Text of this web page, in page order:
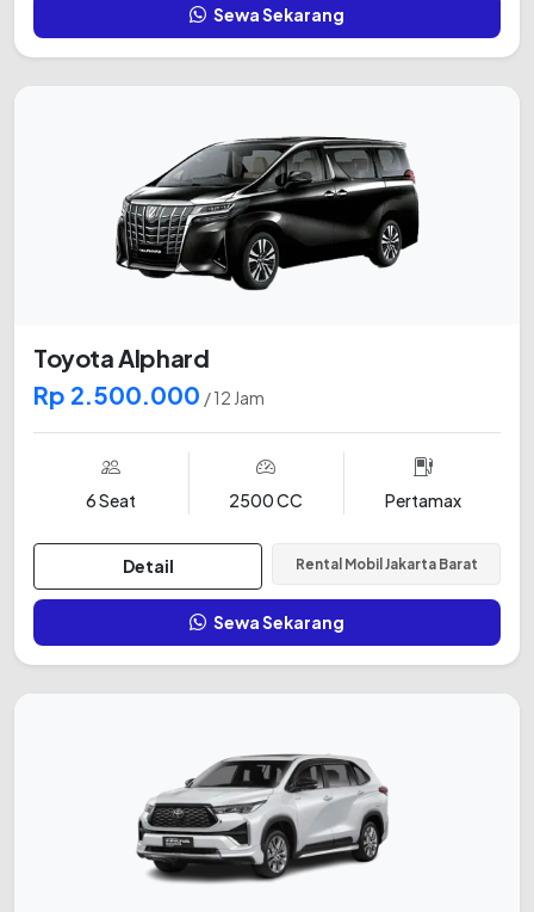
Sewa Sekarang
Toyota Alphard
Rp 2.500.000 / 12 Jam
6 Seat 2500 CC Pertamax
Detail Rental Mobil Jakarta Barat
Sewa Sekarang